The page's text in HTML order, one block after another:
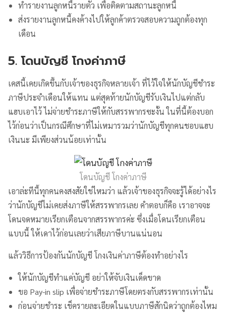
ทำรายงานลูกหนี้รายตัว เพื่อติดตามสถานะลูกหนี้
ส่งรายงานลูกหนี้คงค้างไปให้ลูกค้าตรวจสอบความถูกต้องทุก
เดือน
5. โดนบัญชี โกงค่าภาษี
เคสนี้เคยเกิดขึ้นกับเจ้าของธุรกิจหลายเจ้า ที่ไว้ใจให้นักบัญชีชำระ
ภาษีประจำเดือนให้แทน แต่สุดท้ายนักบัญชีรับเงินไปแต่กลับ
แฮบเอาไว้ ไม่จ่ายชำระภาษีให้กับสรรพากรซะงั้น ในที่นี้ต้องบอก
ไว้ก่อนว่าเป็นกรณีศึกษาที่ไม่เหมารวมว่านักบัญชีทุกคนชอบแฮบ
เงินนะ มีเพียงส่วนน้อยเท่านั้น
โดนบัญชี โกงค่าภาษี
เอาล่ะทีนี้ทุกคนคงสงสัยใช่ไหมว่า แล้วเจ้าของธุรกิจจะรู้ได้อย่างไร
ว่านักบัญชีไม่เคยส่งภาษีให้สรรพากรเลย คำตอบก็คือ เราอาจจะ
โดนจดหมายเรียกเตือนจากสรรพากรค่ะ ซึ่งเมื่อโดนเรียกเตือน
แบบนี้ ให้เดาไว้ก่อนเลยว่าเสียภาษีบานแน่นอน
แล้ววิธีการป้องกันนักบัญชี โกงเงินค่าภาษีต้องทำอย่างไร
ให้นักบัญชีทำแค่บัญชี อย่าให้จับเงินเด็ดขาด
ขอ Pay-in slip เพื่อจ่ายชำระภาษีโดยตรงกับสรรพากรเท่านั้น
ก่อนจ่ายชำระ เช็ครายละเอียดในแบบภาษีสักนิดว่าถูกต้องไหม